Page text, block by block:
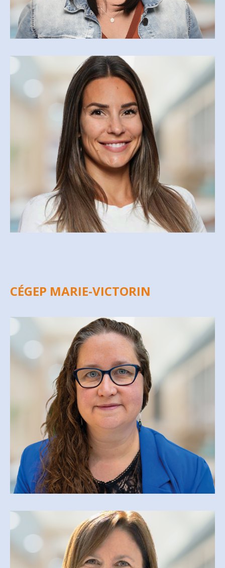
ISABELLE PERREAULT
isperreault@csfoy.ca
MARIE-MICHELLE VENNE
mmvenne@csfoy.ca
CÉGEP MARIE-VICTORIN